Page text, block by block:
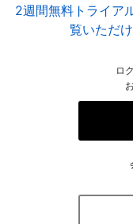
2週間無料トライア
覧いただ
ロ